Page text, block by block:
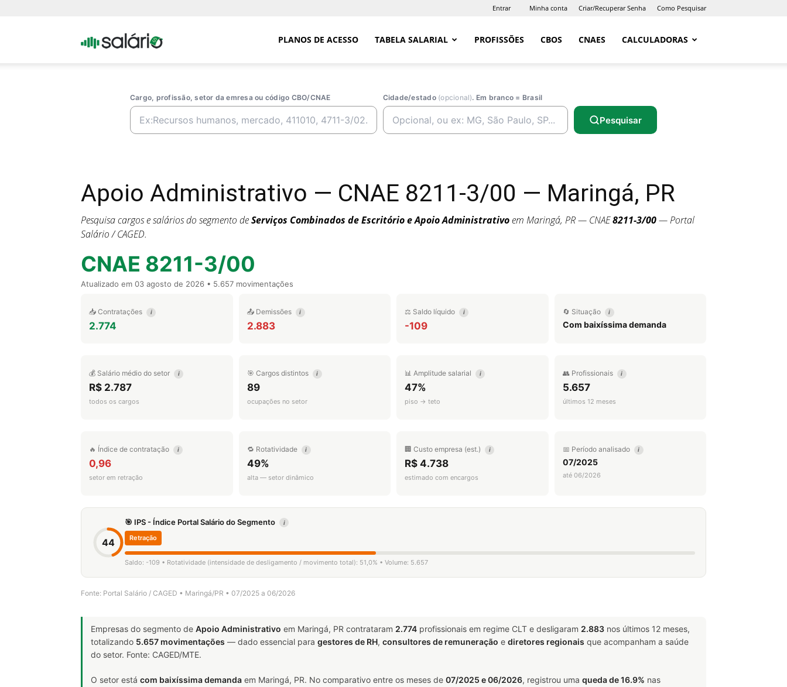
Entrar Minha conta Criar/Recuperar Senha Como Pesquisar
Portal PLANOS DE ACESSO TABELA SALARIAL PROFISSÕES CBOS CNAES CALCULADORAS
Cargo, profissão, setor da emresa ou código CBO/CNAE Cidade/estado (opcional). Em branco = Brasil
Pesquisar
Apoio Administrativo — CNAE 8211-3/00 — Maringá, PR
Pesquisa cargos e salários do segmento deServiços Combinados de Escritório e Apoio Administrativoem Maringá, PR — CNAE8211-3/00— Portal
Salário / CAGED.
CNAE 8211-3/00
Atualizado em 03 agosto de 2026 • 5.657 movimentações
📥 Contratações i
2.774
📤 Demissões i
2.883
⚖️ Saldo líquido i
-109
🔄 Situação i
Com baixíssima demanda
💰 Salário médio do setor i
R$ 2.787
todos os cargos
🎯 Cargos distintos i
89
ocupações no setor
📊 Amplitude salarial i
47%
piso → teto
👥 Profissionais i
5.657
últimos 12 meses
🔥 Índice de contratação i
0,96
setor em retração
🔁 Rotatividade i
49%
alta — setor dinâmico
🏢 Custo empresa (est.) i
R$ 4.738
estimado com encargos
📅 Período analisado i
07/2025
até 06/2026
44
🎯 IPS - Índice Portal Salário do Segmento i
Retração
Saldo: -109 • Rotatividade (intensidade de desligamento / movimento total): 51,0% • Volume: 5.657
Fonte: Portal Salário / CAGED • Maringá/PR • 07/2025 a 06/2026
Empresas do segmento de Apoio Administrativo em Maringá, PR contrataram 2.774 profissionais em regime CLT e desligaram 2.883 nos últimos 12 meses,
totalizando 5.657 movimentações — dado essencial para gestores de RH, consultores de remuneração e diretores regionais que acompanham a saúde
do setor. Fonte: CAGED/MTE.
O setor está com baixíssima demanda em Maringá, PR. No comparativo entre os meses de 07/2025 e 06/2026, registrou uma queda de 16.9% nas